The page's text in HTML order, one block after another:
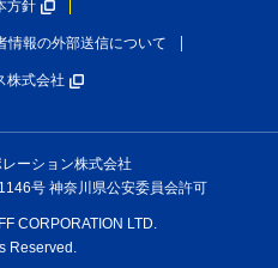
方針
情報の外部送信について
株式会社
ーション株式会社
号 神奈川県公安委員会許可
CORPORATION LTD.
Reserved.